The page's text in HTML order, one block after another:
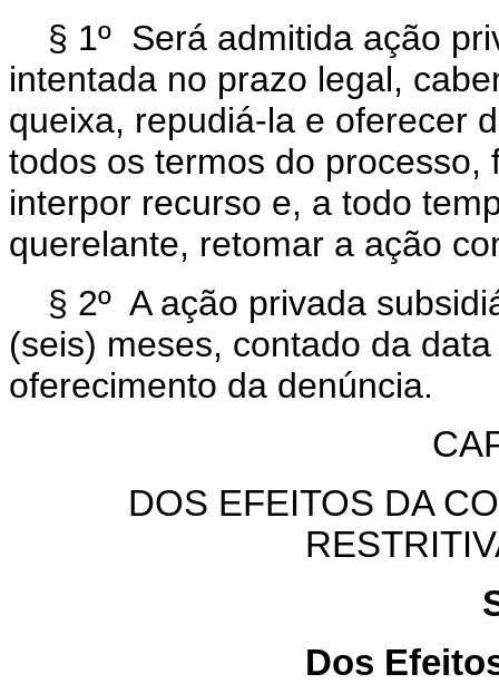
§ 1º Será admitida ação
intentada no prazo legal,
queixa, repudiá-la e oferecer
todos os termos do
interpor recurso e, a todo
querelante, retomar a ação
§ 2º A ação privada
(seis) meses, contado da
oferecimento da denúncia.
DOS EFEITOS DA
Dos